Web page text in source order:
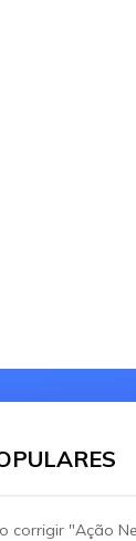
corrigir "Ação